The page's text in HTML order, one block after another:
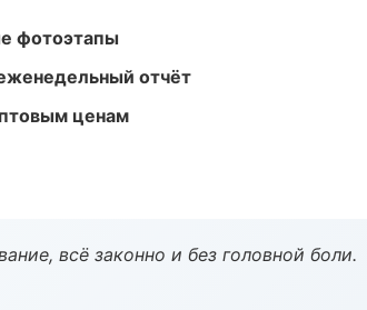
фотоэтапы
отчёт
ценам
всё законно и без головной боли.